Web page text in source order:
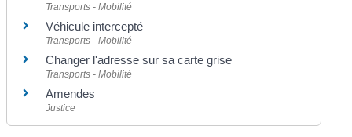
Transports - Mobilité
Véhicule intercepté
Transports - Mobilité
Changer l'adresse sur sa carte grise
Transports - Mobilité
Amendes
Justice